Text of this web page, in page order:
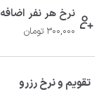
نرخ هر نفر اضافه
300,000 تومان
تقویم و نرخ رزرو